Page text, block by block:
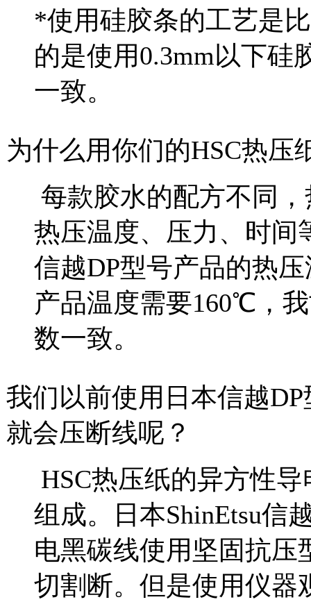
*使用硅胶条的工艺是
的是使用0.3mm以下硅
一致。
为什么用你们的HSC热压
每款胶水的配方不同
热压温度、压力、时间
信越DP型号产品的热
产品温度需要160℃，
数一致。
我们以前使用日本信越
就会压断线呢？
HSC热压纸的异方性
组成。日本ShinEtsu信
电黑碳线使用坚固抗压
切割断。但是使用仪器